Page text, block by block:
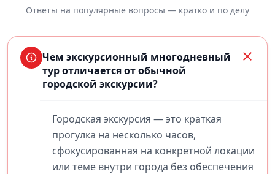
Ответы на популярные вопросы — кратко и по делу
Чем экскурсионный многодневный
тур отличается от обычной
городской экскурсии?
Городская экскурсия — это краткая
прогулка на несколько часов,
сфокусированная на конкретной локации
или теме внутри города без обеспечения